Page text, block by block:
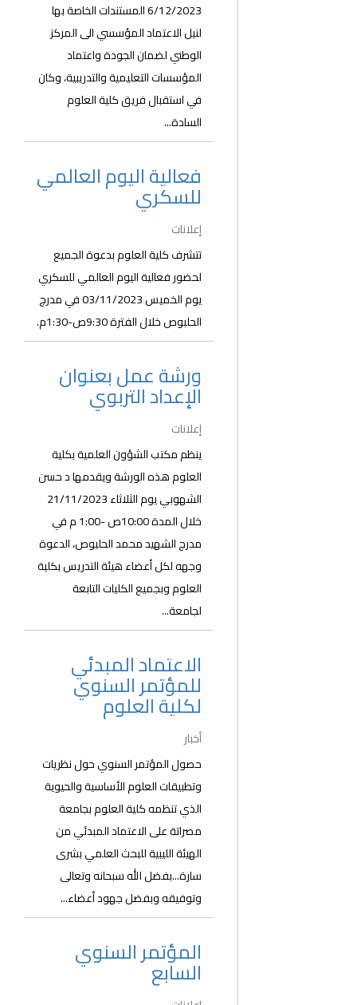
المؤسسات التعليمية والتدريبية، وكان
فعالية اليوم العالمي
لحضور فعالية اليوم العالمي للسكري
يوم الخميس 03/11/2023 في مدرج
العلوم هذه الورشة ويقدمها د حسن
الشهوبي يوم الثلاثاء 21/11/2023
مدرج الشهيد محمد الحلبوص، الدعوة
وجهه لكل أعضاء هيئة التدريس بكلية
حصول المؤتمر السنوي حول نظريات
وتطبيقات العلوم الأساسية والحيوية